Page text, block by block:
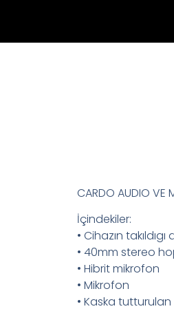
CARDO AUDIO VE
İçindekiler:
• Cihazın
• 40mm stereo
• Hibrit mikrofon
• Mikrofon
• Kaska